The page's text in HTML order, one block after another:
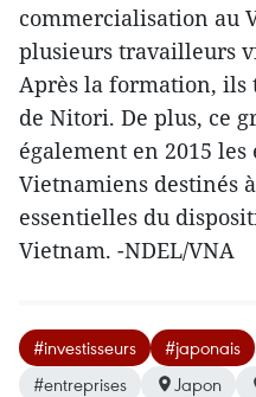
commercialisation au
plusieurs travailleurs
Après la formation, ils
de Nitori. ​De plus, ce
également en 2015 les
Vietnamiens destinés
essentielles du
Vietnam. -NDEL/VNA
#investisseurs #japonais
#entreprises
Japon